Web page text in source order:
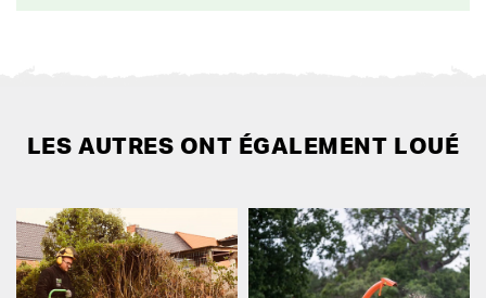
LES AUTRES ONT ÉGALEMENT LOUÉ